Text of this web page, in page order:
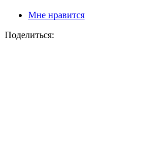
Мне нравится
Поделиться: